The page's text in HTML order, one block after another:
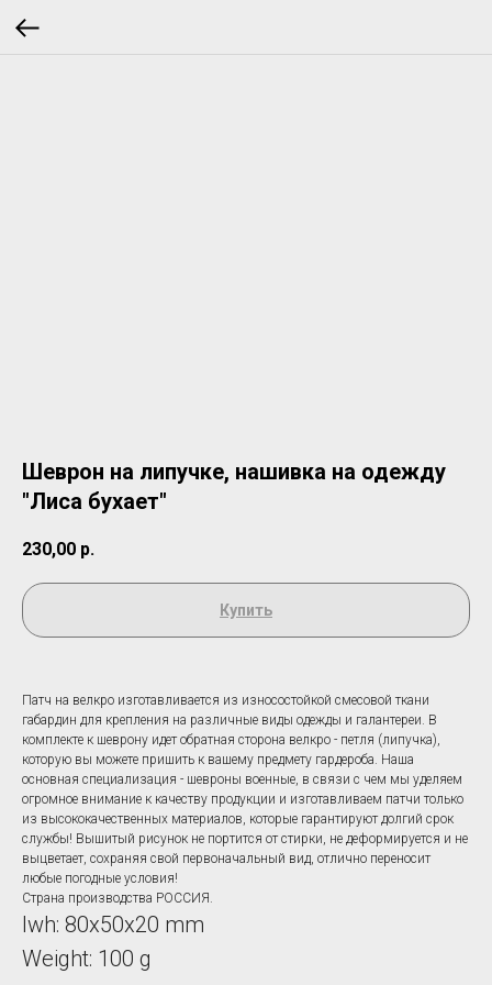
Шеврон на липучке, нашивка на одежду
"Лиса бухает"
230,00 р.
Купить
Патч на велкро изготавливается из износостойкой смесовой ткани
габардин для крепления на различные виды одежды и галантереи. В
комплекте к шеврону идет обратная сторона велкро - петля (липучка),
которую вы можете пришить к вашему предмету гардероба. Наша
основная специализация - шевроны военные, в связи с чем мы уделяем
огромное внимание к качеству продукции и изготавливаем патчи только
из высококачественных материалов, которые гарантируют долгий срок
службы! Вышитый рисунок не портится от стирки, не деформируется и не
выцветает, сохраняя свой первоначальный вид, отлично переносит
любые погодные условия!
Страна производства РОССИЯ.
lwh: 80x50x20 mm
Weight: 100 g